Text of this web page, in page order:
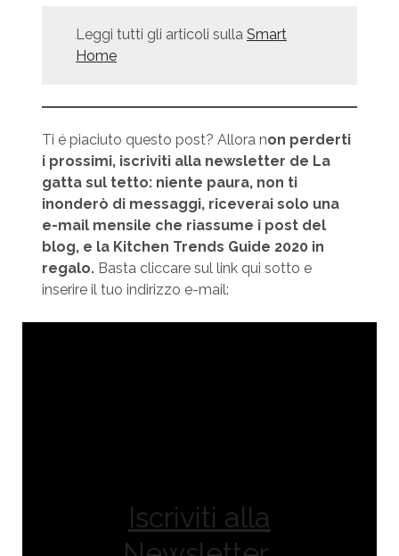
Leggi tutti gli articoli sulla Smart
Home
Ti é piaciuto questo post? Allora non perderti
i prossimi, iscriviti alla newsletter de La
gatta sul tetto: niente paura, non ti
inonderò di messaggi, riceverai solo una
e-mail mensile che riassume i post del
blog, e la Kitchen Trends Guide 2020 in
regalo. Basta cliccare sul link qui sotto e
inserire il tuo indirizzo e-mail:
Iscriviti alla